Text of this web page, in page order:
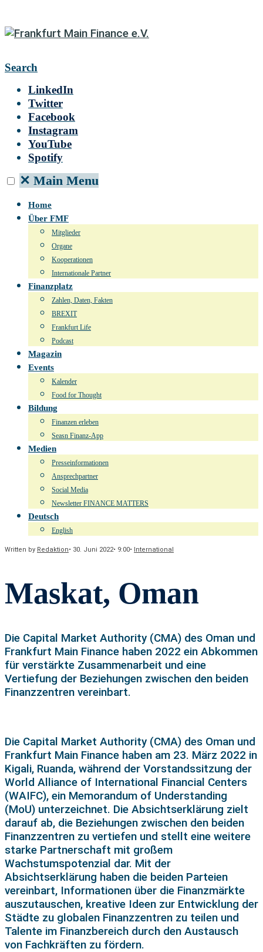
Search
LinkedIn
Twitter
Facebook
Instagram
YouTube
Spotify
✕ Main Menu
Home
Über FMF
Mitglieder
Organe
Kooperationen
Internationale Partner
Finanzplatz
Zahlen, Daten, Fakten
BREXIT
Frankfurt Life
Podcast
Magazin
Events
Kalender
Food for Thought
Bildung
Finanzen erleben
Seasn Finanz-App
Medien
Presseinformationen
Ansprechpartner
Social Media
Newsletter FINANCE MATTERS
Deutsch
English
Written by Redaktion• 30. Juni 2022• 9:00• International
Maskat, Oman
Die Capital Market Authority (CMA) des Oman und
Frankfurt Main Finance haben 2022 ein Abkommen
für verstärkte Zusammenarbeit und eine
Vertiefung der Beziehungen zwischen den beiden
Finanzzentren vereinbart.
Die Capital Market Authority (CMA) des Oman und
Frankfurt Main Finance haben am 23. März 2022 in
Kigali, Ruanda, während der Vorstandssitzung der
World Alliance of International Financial Centers
(WAIFC), ein Memorandum of Understanding
(MoU) unterzeichnet. Die Absichtserklärung zielt
darauf ab, die Beziehungen zwischen den beiden
Finanzzentren zu vertiefen und stellt eine weitere
starke Partnerschaft mit großem
Wachstumspotenzial dar. Mit der
Absichtserklärung haben die beiden Parteien
vereinbart, Informationen über die Finanzmärkte
auszutauschen, kreative Ideen zur Entwicklung der
Städte zu globalen Finanzzentren zu teilen und
Talente im Finanzbereich durch den Austausch
von Fachkräften zu fördern.